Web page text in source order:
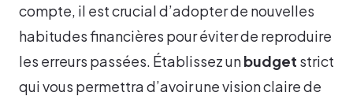
compte, il est crucial d’adopter de nouvelles
habitudes financières pour éviter de reproduire
les erreurs passées. Établissez unbudget strict
qui vous permettra d’avoir une vision claire de